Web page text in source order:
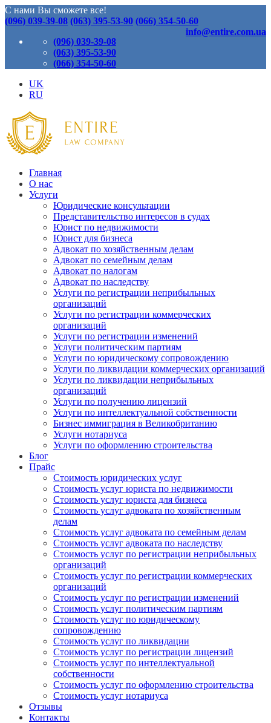
С нами Вы сможете все!
(096) 039-39-08 (063) 395-53-90 (066) 354-50-60
info@entire.com.ua
(096) 039-39-08
(063) 395-53-90
(066) 354-50-60
UK
RU
Главная
О нас
Услуги
Юридические консультации
Представительство интересов в судах
Юрист по недвижимости
Юрист для бизнеса
Адвокат по хозяйственным делам
Адвокат по семейным делам
Адвокат по налогам
Адвокат по наследству
Услуги по регистрации неприбыльных
организаций
Услуги по регистрации коммерческих
организаций
Услуги по регистрации изменений
Услуги политическим партиям
Услуги по юридическому сопровождению
Услуги по ликвидации коммерческих организаций
Услуги по ликвидации неприбыльных
организаций
Услуги по получению лицензий
Услуги по интеллектуальной собственности
Бизнес иммиграция в Великобританию
Услуги нотариуса
Услуги по оформлению строительства
Блог
Прайс
Стоимость юридических услуг
Стоимость услуг юриста по недвижимости
Стоимость услуг юриста для бизнеса
Стоимость услуг адвоката по хозяйственным
делам
Стоимость услуг адвоката по семейным делам
Стоимость услуг адвоката по наследству
Стоимость услуг по регистрации неприбыльных
организаций
Стоимость услуг по регистрации коммерческих
организаций
Стоимость услуг по регистрации изменений
Стоимость услуг политическим партиям
Стоимость услуг по юридическому
сопровождению
Стоимость услуг по ликвидации
Стоимость услуг по регистрации лицензий
Стоимость услуг по интеллектуальной
собственности
Стоимость услуг по оформлению строительства
Стоимость услуг нотариуса
Отзывы
Контакты